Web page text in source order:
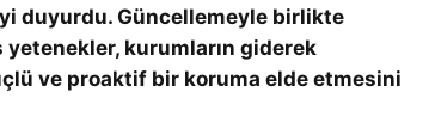
duyurdu. Güncellemeyle birlikte
yetenekler, kurumların giderek
ve proaktif bir koruma elde etmesini